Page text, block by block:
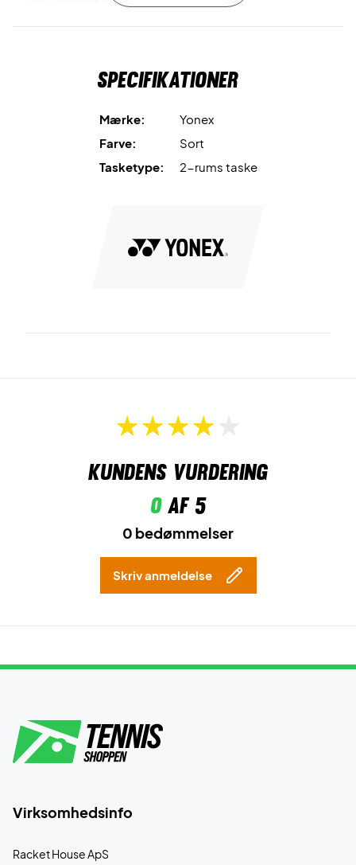
Specifikationer
Mærke:
Yonex
Farve:
Sort
Tasketype:
2-rums taske
Kundens vurdering
0af 5
0 bedømmelser
Skriv anmeldelse
Virksomhedsinfo
Racket House ApS